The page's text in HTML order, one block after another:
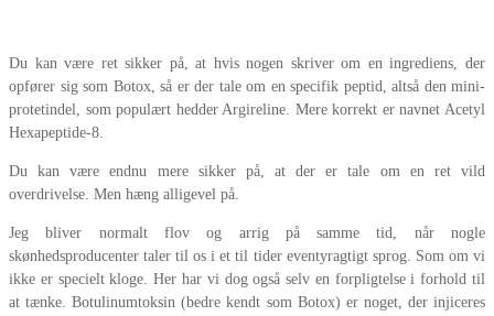
Du kan være ret sikker på, at hvis nogen skriver om en ingrediens, der
opfører sig som Botox, så er der tale om en specifik peptid, altså den mini-
protetindel, som populært hedder Argireline. Mere korrekt er navnet Acetyl
Hexapeptide-8.
Du kan være endnu mere sikker på, at der er tale om en ret vild
overdrivelse. Men hæng alligevel på.
Jeg bliver normalt flov og arrig på samme tid, når nogle
skønhedsproducenter taler til os i et til tider eventyragtigt sprog. Som om vi
ikke er specielt kloge. Her har vi dog også selv en forpligtelse i forhold til
at tænke. Botulinumtoksin (bedre kendt som Botox) er noget, der injiceres